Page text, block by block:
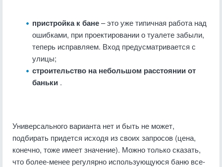
пристройка к бане– это уже типичная работа над
ошибками, при проектировании о туалете забыли,
теперь исправляем. Вход предусматривается с
улицы;
строительство на небольшом расстоянии от
баньки .
Универсального варианта нет и быть не может,
подбирать придется исходя из своих запросов (цена,
конечно, тоже имеет значение). Можно только сказать,
что более-менее регулярно использующуюся баню все-